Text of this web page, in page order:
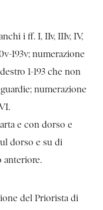
i ff. I, IIv, IIIv, IV,
193v; numerazione
1-193 che non
numerazione
e con dorso e
dorso e su di
anteriore.
del Priorista di